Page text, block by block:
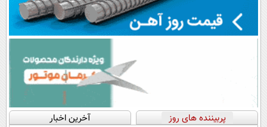
پربیننده های روز آخرین اخبار